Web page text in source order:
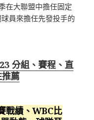
在大聯盟中擔任固定
員來擔任先發投手的
分組、賽程、直
薦
戰績、WBC比